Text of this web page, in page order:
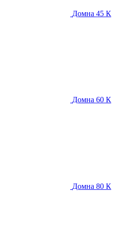
Домна 45 К
Домна 60 К
Домна 80 К